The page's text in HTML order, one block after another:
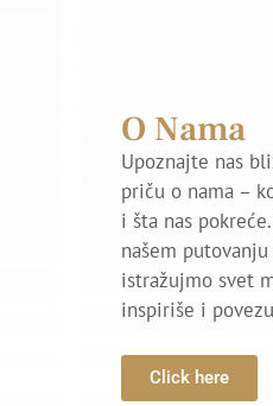
O Nama
Upoznajte nas
priču o nama –
i šta nas
našem
istražujmo svet
inspiriše i
Click here